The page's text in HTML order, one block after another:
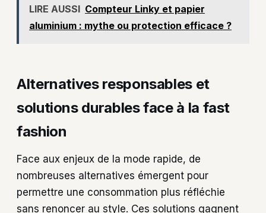
LIRE AUSSI Compteur Linky et papier
aluminium : mythe ou protection efficace ?
Alternatives responsables et
solutions durables face à la fast
fashion
Face aux enjeux de la mode rapide, de
nombreuses alternatives émergent pour
permettre une consommation plus réfléchie
sans renoncer au style. Ces solutions gagnent